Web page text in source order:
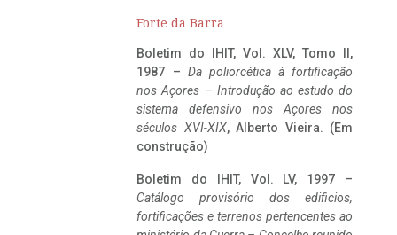
Forte da Barra
Boletim do IHIT, Vol. XLV, Tomo II,
1987 – Da poliorcética à fortificação
nos Açores – Introdução ao estudo do
sistema defensivo nos Açores nos
séculos XVI-XIX, Alberto Vieira. (Em
construção)
Boletim do IHIT, Vol. LV, 1997 –
Catálogo provisório dos edificios,
fortificações e terrenos pertencentes ao